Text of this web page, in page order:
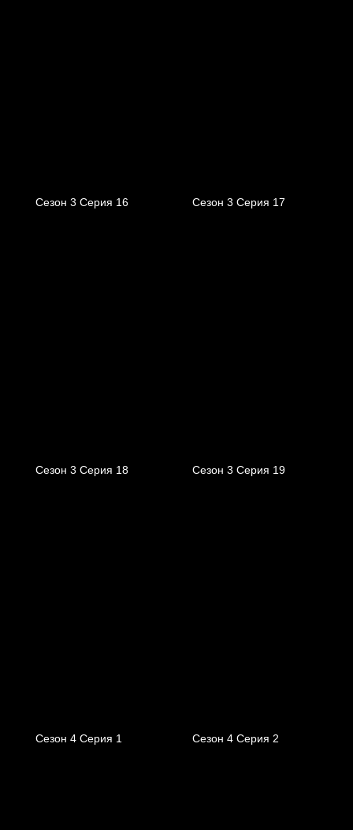
Сезон 3 Серия 16 Сезон 3 Серия 17
Сезон 3 Серия 18 Сезон 3 Серия 19
Сезон 4 Серия 1 Сезон 4 Серия 2